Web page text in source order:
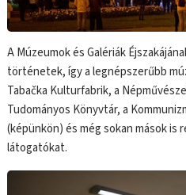
A Múzeumok és Galériák
történetek, így a legnépszerűbb
Tabačka Kulturfabrik, a
Tudományos Könyvtár, a
(képünkön) és még sokan mások is
látogatókat.